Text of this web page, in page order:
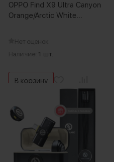
OPPO Find X9 Ultra Canyon
Orange/Arctic White
Нет оценок
Наличие: 1 шт.
В корзину